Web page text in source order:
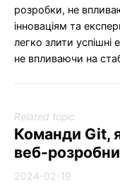
розробки, не
інноваціям та
легко злити успішні
не впливаючи на
Related topic
Команди Git,
веб-
2024-02-19